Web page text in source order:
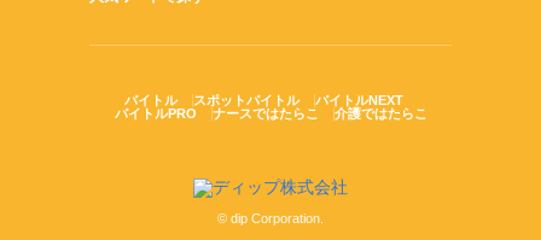
バイトル スポットバイトル
バイトルNEXT
バイトルPRO
ナースではたらこ 介護ではたらこ
© dip Corporation.